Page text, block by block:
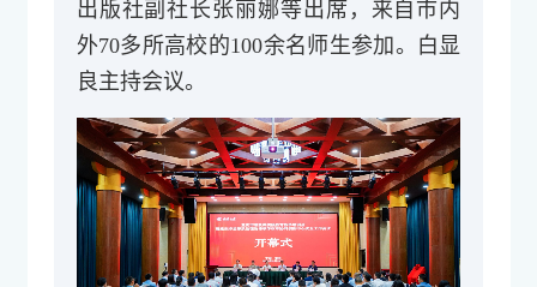
出版社副社长张丽娜等出席，来自市内
外70多所高校的100余名师生参加。白显
良主持会议。